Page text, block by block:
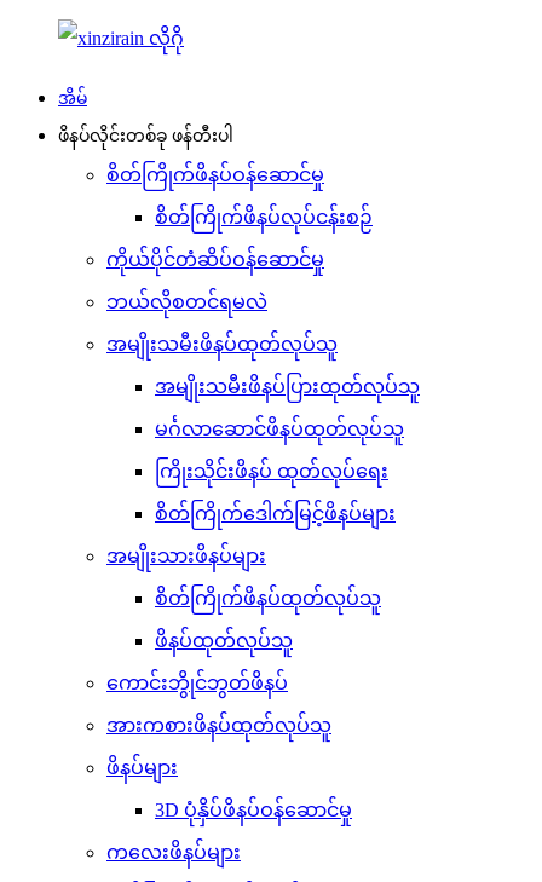
အိမ်
ဖိနပ်လိုင်းတစ်ခု ဖန်တီးပါ
စိတ်ကြိုက်ဖိနပ်ဝန်ဆောင်မှု
စိတ်ကြိုက်ဖိနပ်လုပ်ငန်းစဉ်
ကိုယ်ပိုင်တံဆိပ်ဝန်ဆောင်မှု
ဘယ်လိုစတင်ရမလဲ
အမျိုးသမီးဖိနပ်ထုတ်လုပ်သူ
အမျိုးသမီးဖိနပ်ပြားထုတ်လုပ်သူ
မင်္ဂလာဆောင်ဖိနပ်ထုတ်လုပ်သူ
ကြိုးသိုင်းဖိနပ် ထုတ်လုပ်ရေး
စိတ်ကြိုက်ဒေါက်မြင့်ဖိနပ်များ
အမျိုးသားဖိနပ်များ
စိတ်ကြိုက်ဖိနပ်ထုတ်လုပ်သူ
ဖိနပ်ထုတ်လုပ်သူ
ကောင်းဘွိုင်ဘွတ်ဖိနပ်
အားကစားဖိနပ်ထုတ်လုပ်သူ
ဖိနပ်များ
3D ပုံနှိပ်ဖိနပ်ဝန်ဆောင်မှု
ကလေးဖိနပ်များ